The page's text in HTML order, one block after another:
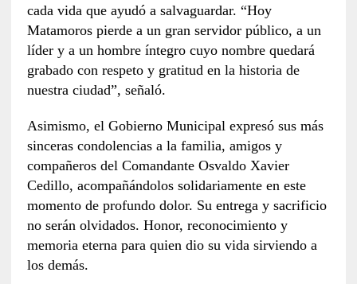
cada vida que ayudó a salvaguardar. “Hoy
Matamoros pierde a un gran servidor público, a un
líder y a un hombre íntegro cuyo nombre quedará
grabado con respeto y gratitud en la historia de
nuestra ciudad”, señaló.
Asimismo, el Gobierno Municipal expresó sus más
sinceras condolencias a la familia, amigos y
compañeros del Comandante Osvaldo Xavier
Cedillo, acompañándolos solidariamente en este
momento de profundo dolor. Su entrega y sacrificio
no serán olvidados. Honor, reconocimiento y
memoria eterna para quien dio su vida sirviendo a
los demás.